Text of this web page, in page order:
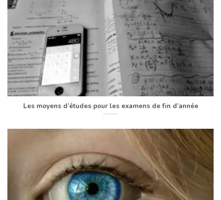
Les moyens d’études pour les examens de fin d’année